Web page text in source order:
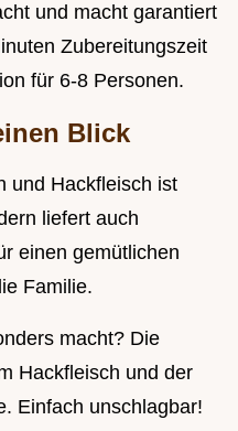
und macht garantiert
Zubereitungszeit
für 6-8 Personen.
Blick
und Hackfleisch ist
liefert auch
einen gemütlichen
Familie.
macht? Die
Hackfleisch und der
Einfach unschlagbar!